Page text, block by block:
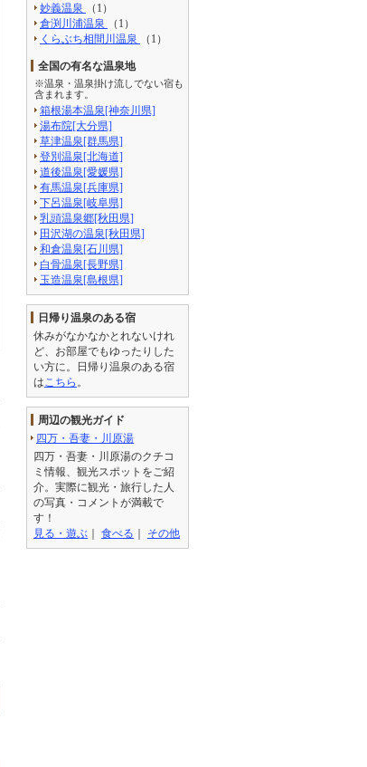
妙義温泉
（1）
倉渕川浦温泉
（1）
くらぶち相間川温泉
（1）
全国の有名な温泉地
※温泉・温泉掛け流しでない宿も
含まれます。
箱根湯本温泉[神奈川県]
湯布院[大分県]
草津温泉[群馬県]
登別温泉[北海道]
道後温泉[愛媛県]
有馬温泉[兵庫県]
下呂温泉[岐阜県]
乳頭温泉郷[秋田県]
田沢湖の温泉[秋田県]
和倉温泉[石川県]
白骨温泉[長野県]
玉造温泉[島根県]
日帰り温泉のある宿
休みがなかなかとれないけれ
ど、お部屋でもゆったりした
い方に。日帰り温泉のある宿
は こちら 。
周辺の観光ガイド
四万・吾妻・川原湯
四万・吾妻・川原湯のクチコ
ミ情報、観光スポットをご紹
介。実際に観光・旅行した人
の写真・コメントが満載で
す！
見る・遊ぶ ｜ 食べる ｜ その他